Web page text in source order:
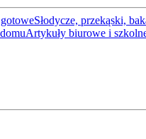
Słodycze, przekąski,
Artykuły biurowe i